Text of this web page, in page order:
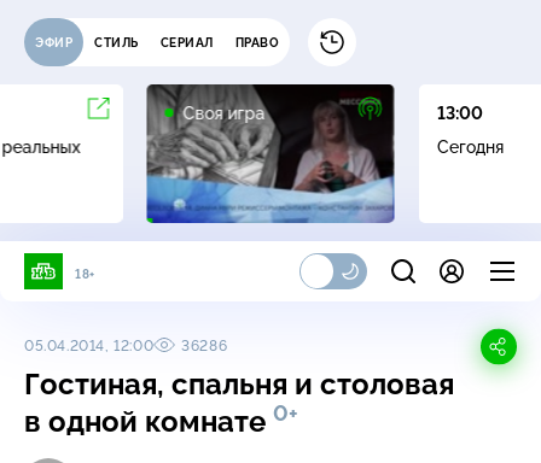
ЭФИР СТИЛЬ СЕРИАЛ ПРАВО
Своя игра
13:00
Сегодня
18+
05.04.2014, 12:00 36286
Гостиная, спальня и столовая
в одной комнате 0+